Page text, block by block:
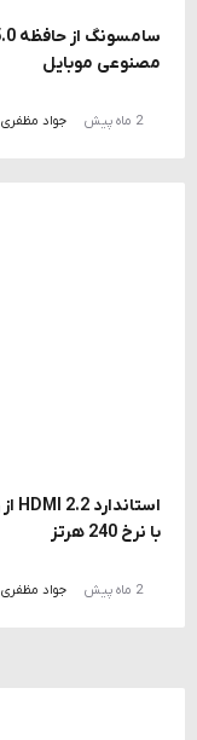
مصنوعی موبایل
2 ماه پیش جواد مظفری
با نرخ 240 هرتز
2 ماه پیش جواد مظفری